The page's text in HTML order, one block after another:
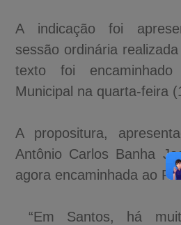
A indicação foi
sessão ordinária
texto foi encaminhado
Municipal na quarta-feira
A propositura,
Antônio Carlos Banha
agora encaminhada ao
“Em Santos, há